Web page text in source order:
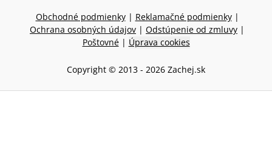
Obchodné podmienky | Reklamačné podmienky |
Ochrana osobných údajov | Odstúpenie od zmluvy |
Poštovné | Úprava cookies
Copyright © 2013 - 2026 Zachej.sk